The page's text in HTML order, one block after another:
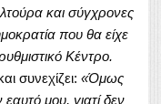
και σύγχρονες
που θα είχε
Κέντρο.
συνεχίζει: «Όμως
μου, γιατί δεν